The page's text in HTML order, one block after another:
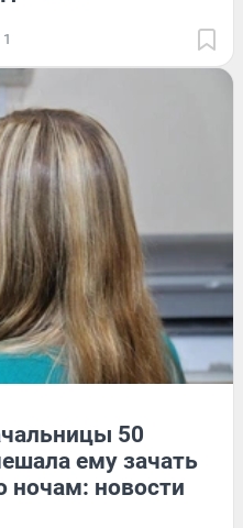
1
50
ему зачать
ночам: новости